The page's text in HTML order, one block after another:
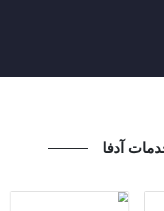
آدفا